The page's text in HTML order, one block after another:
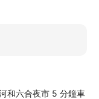
和六合夜市 5 分鐘車